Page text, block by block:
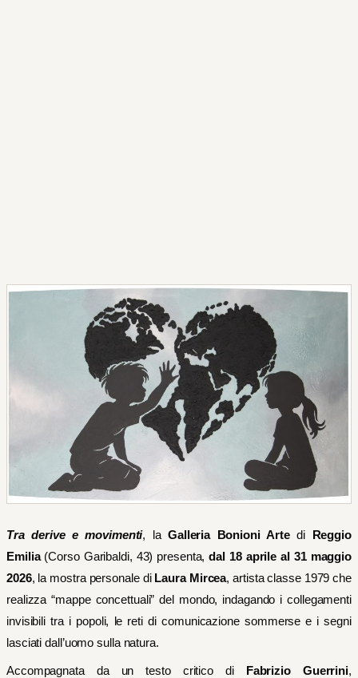
Tra derive e movimenti, la Galleria Bonioni Artedi Reggio
Emilia(Corso Garibaldi, 43) presenta,dal 18 aprile al 31 maggio
2026, la mostra personale di Laura Mircea, artista classe 1979 che
realizza “mappe concettuali” del mondo, indagando i collegamenti
invisibili tra i popoli, le reti di comunicazione sommerse e i segni
lasciati dall’uomo sulla natura.
Accompagnata da un testo critico di Fabrizio Guerrini,